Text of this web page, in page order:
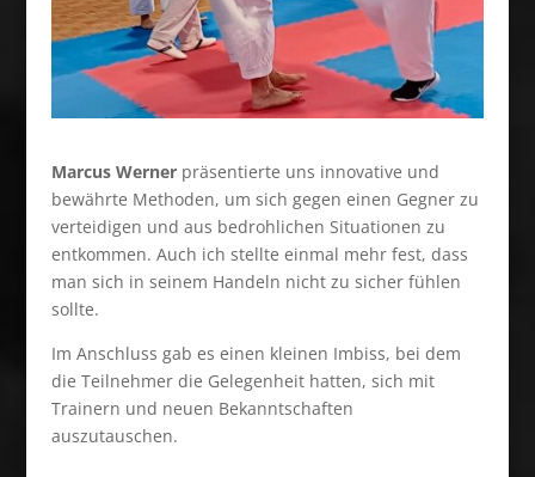
Marcus Werner präsentierte uns innovative und
bewährte Methoden, um sich gegen einen Gegner zu
verteidigen und aus bedrohlichen Situationen zu
entkommen. Auch ich stellte einmal mehr fest, dass
man sich in seinem Handeln nicht zu sicher fühlen
sollte.
Im Anschluss gab es einen kleinen Imbiss, bei dem
die Teilnehmer die Gelegenheit hatten, sich mit
Trainern und neuen Bekanntschaften
auszutauschen.